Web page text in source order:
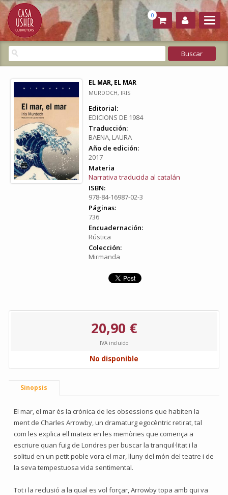
0
EL MAR, EL MAR
MURDOCH, IRIS
Editorial:
EDICIONS DE 1984
Traducción:
BAENA, LAURA
Año de edición:
2017
Materia
Narrativa traducida al catalán
ISBN:
978-84-16987-02-3
Páginas:
736
Encuadernación:
Rústica
Colección:
Mirmanda
20,90 €
IVA incluido
No disponible
Sinopsis
El mar, el mar és la crònica de les obsessions que habiten la
ment de Charles Arrowby, un dramaturg egocèntric retirat, tal
com les explica ell mateix en les memòries que comença a
escriure quan fuig de Londres per buscar la tranquil·litat i la
solitud en un petit poble vora el mar, lluny del món del teatre i de
la seva tempestuosa vida sentimental.
Tot i la reclusió a la qual es vol forçar, Arrowby topa amb qui va